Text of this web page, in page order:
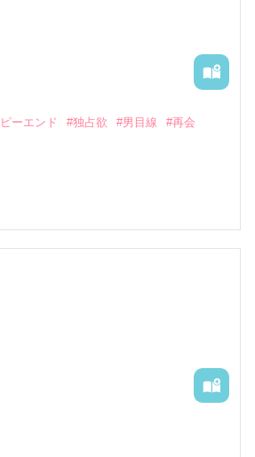
大賞」ベリーズカフェ会場
ーエンド #独占欲 #男目線 #再会
。俺を受け入れてほしい」
姿の男性の大須賀航生。
をした初恋の同級生だったからだ。
たんだ」と、距離を詰めてくる。